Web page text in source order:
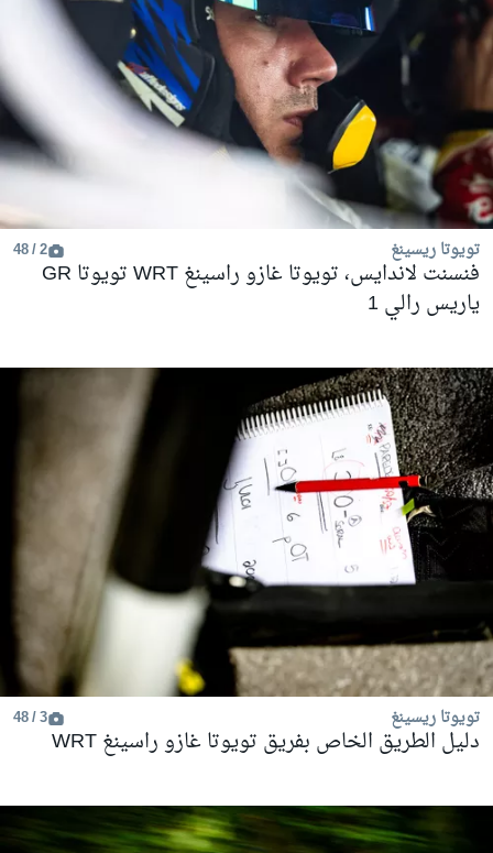
تويوتا ريسينغ 2 / 48
فنسنت لاندايس، تويوتا غازو راسينغ WRT تويوتا GR
ياريس رالي 1
تويوتا ريسينغ 3 / 48
دليل الطريق الخاص بفريق تويوتا غازو راسينغ WRT